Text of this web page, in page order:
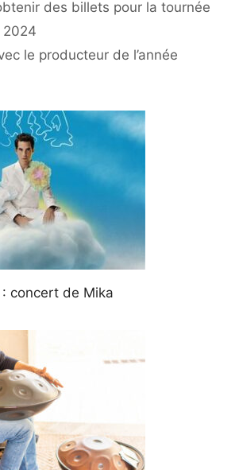
des billets pour la tournée
2024
le producteur de l’année
concert de Mika